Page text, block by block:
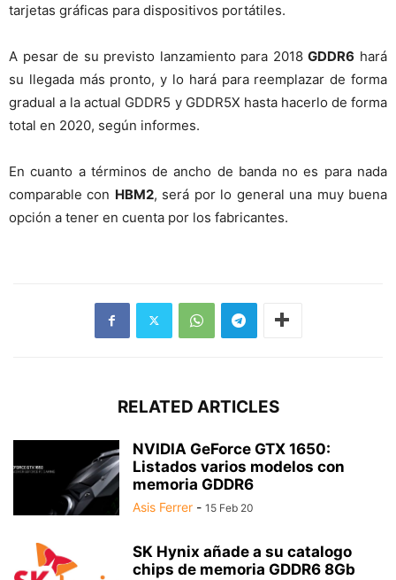
tarjetas gráficas para dispositivos portátiles.
A pesar de su previsto lanzamiento para 2018GDDR6 hará
su llegada más pronto, y lo hará para reemplazar de forma
gradual a la actual GDDR5 y GDDR5X hasta hacerlo de forma
total en 2020, según informes.
En cuanto a términos de ancho de banda no es para nada
comparable con HBM2, será por lo general una muy buena
opción a tener en cuenta por los fabricantes.
RELATED ARTICLES
NVIDIA GeForce GTX 1650:
Listados varios modelos con
memoria GDDR6
Asis Ferrer - 15 Feb 20
SK Hynix añade a su catalogo
chips de memoria GDDR6 8Gb